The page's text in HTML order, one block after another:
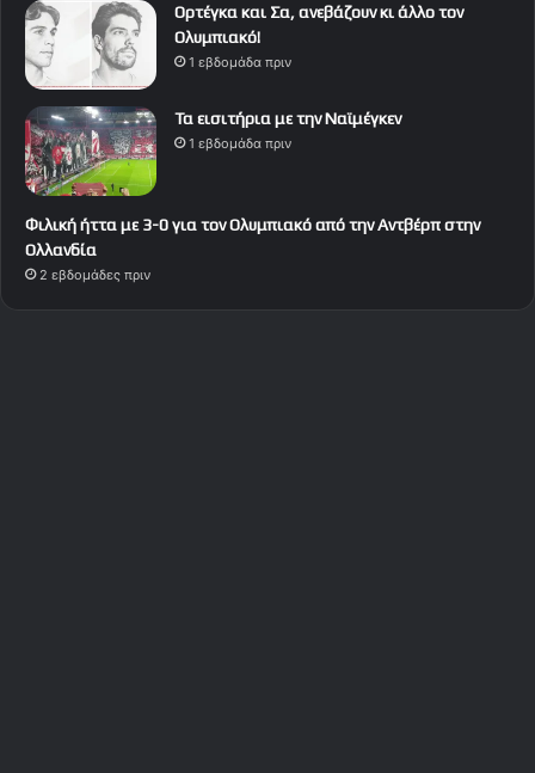
Ορτέγκα και Σα, ανεβάζουν κι άλλο τον
Ολυμπιακό!
1 εβδομάδα πριν
Τα εισιτήρια με την Ναϊμέγκεν
1 εβδομάδα πριν
Φιλική ήττα με 3-0 για τον Ολυμπιακό από την Αντβέρπ στην
Ολλανδία
2 εβδομάδες πριν